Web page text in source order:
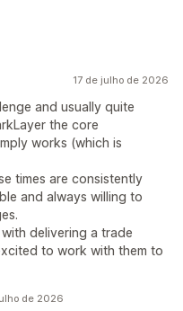
17 de julho de 2026
and usually quite
the core
works (which is
times are consistently
and always willing to
delivering a trade
to work with them to
de 2026